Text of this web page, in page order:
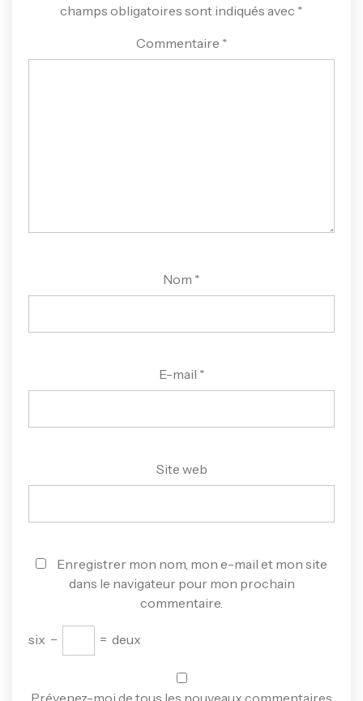
champs obligatoires sont indiqués avec *
Commentaire *
Nom *
E-mail *
Site web
Enregistrer mon nom, mon e-mail et mon site
dans le navigateur pour mon prochain
commentaire.
six − = deux
Prévenez-moi de tous les nouveaux commentaires